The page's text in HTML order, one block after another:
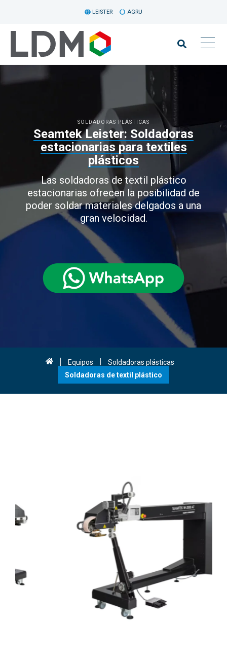
LEISTER AGRU
SOLDADORAS PLÁSTICAS
Seamtek Leister: Soldadoras
estacionarias para textiles
plásticos
Las soldadoras de textil plástico
estacionarias ofrecen la posibilidad de
poder soldar materiales delgados a una
gran velocidad.
Equipos
Soldadoras plásticas
Soldadoras de textil plástico